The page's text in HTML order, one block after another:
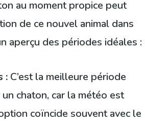
au moment propice peut
de ce nouvel animal dans
aperçu des périodes idéales :
: C’est la meilleure période
chaton, car la météo est
coïncide souvent avec le